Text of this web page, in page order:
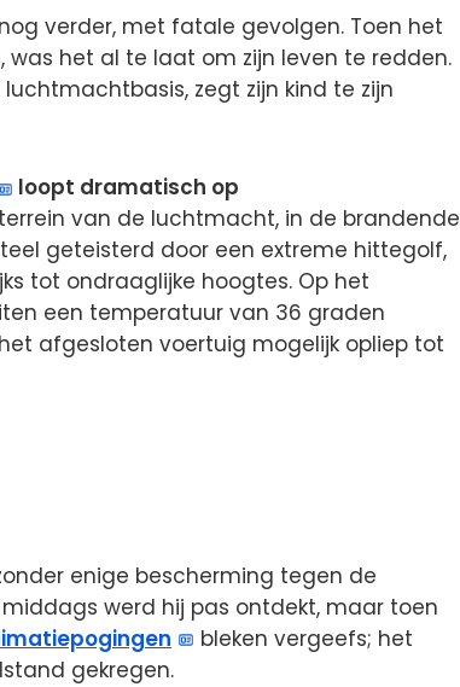
verder, met fatale gevolgen. Toen het
het al te laat om zijn leven te redden.
zegt zijn kind te zijn
loopt dramatisch op
van de luchtmacht, in de brandende
geteisterd door een extreme hittegolf,
tot ondraaglijke hoogtes. Op het
een temperatuur van 36 graden
afgesloten voertuig mogelijk opliep tot
enige bescherming tegen de
middags werd hij pas ontdekt, maar toen
bleken vergeefs; het
gekregen.